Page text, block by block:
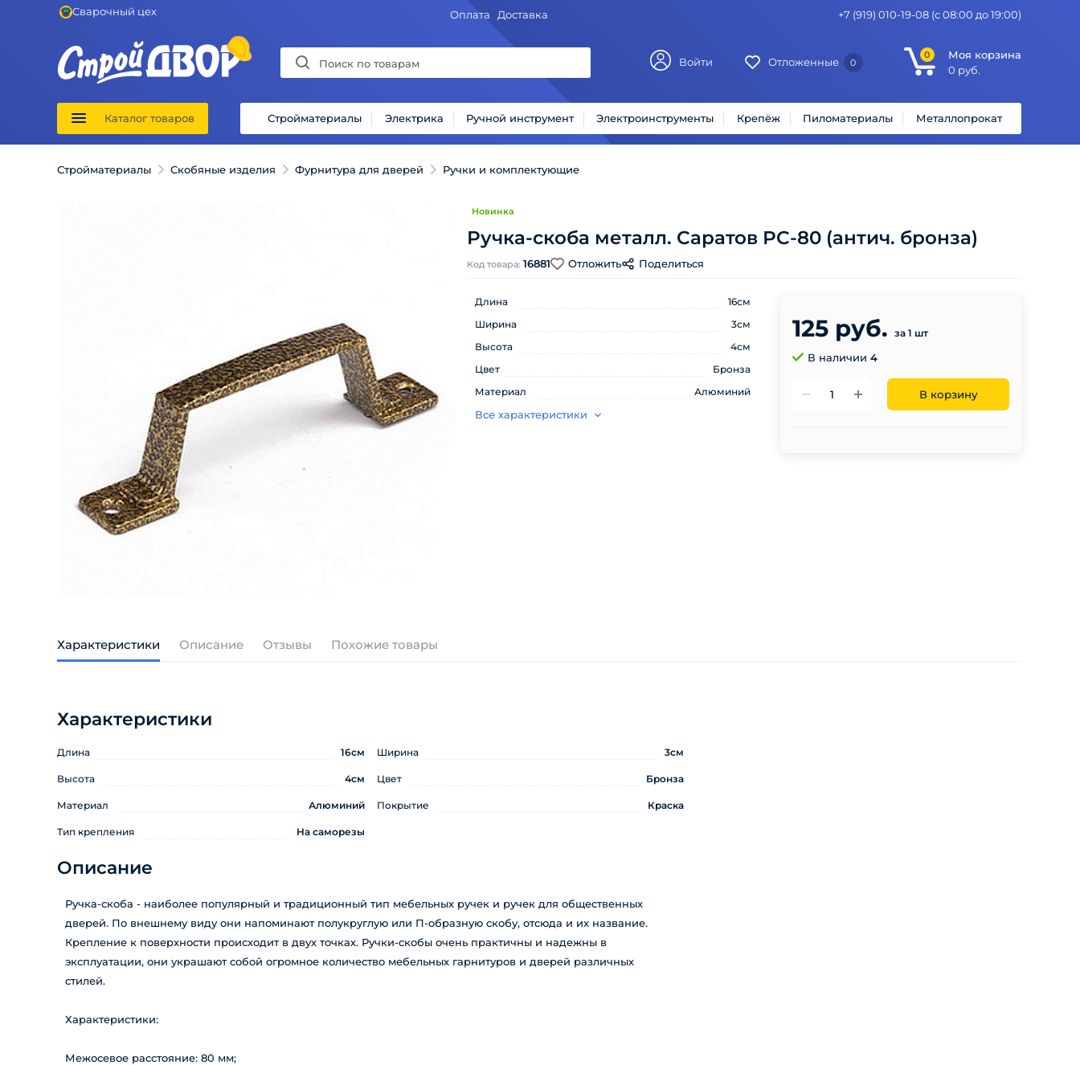
Сварочный цех Оплата Доставка +7 (919) 010-19-08 (с 08:00 до 19:00)
Войти Отложенные 0
0
Моя корзина
0 руб.
Каталог товаров Стройматериалы Электрика Ручной инструмент Электроинструменты Крепёж Пиломатериалы Металлопрокат
Стройматериалы Скобяные изделия Фурнитура для дверей Ручки и комплектующие
Новинка
Ручка-скоба металл. Саратов РС-80 (антич. бронза)
Код товара: 16881 Отложить Поделиться
Длина
16см
Ширина
3см
Высота
4см
Цвет
Бронза
Материал
Алюминий
Все характеристики
125 руб. за 1 шт
В наличии 4
В корзину
Характеристики Описание Отзывы Похожие товары
Характеристики
Длина 16см Ширина 3см
Высота 4см Цвет Бронза
Материал Алюминий Покрытие Краска
Тип крепления На саморезы
Описание
Ручка-скоба - наиболее популярный и традиционный тип мебельных ручек и ручек для общественных
дверей. По внешнему виду они напоминают полукруглую или П-образную скобу, отсюда и их название.
Крепление к поверхности происходит в двух точках. Ручки-скобы очень практичны и надежны в
эксплуатации, они украшают собой огромное количество мебельных гарнитуров и дверей различных
стилей.
Характеристики:
Межосевое расстояние: 80 мм;